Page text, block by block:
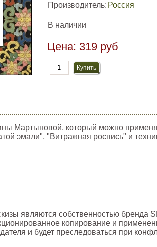
Производитель: Россия
В наличии
Цена: 319 руб
Мартыновой, который можно
эмали", "Витражная роспись" и
являются собственностью бренда
копирование и
и будет преследоваться при